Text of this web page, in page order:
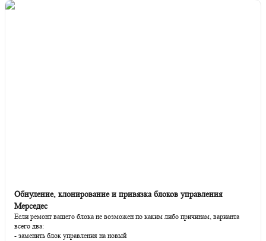
Обнуление, клонирование и привязка блоков управления
Мерседес
Если ремонт вашего блока не возможен по каким либо причинам, варианта
всего два:
- заменить блок управления на новый